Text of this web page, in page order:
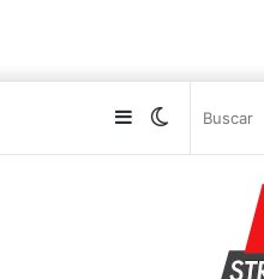
Switch
Sidebar